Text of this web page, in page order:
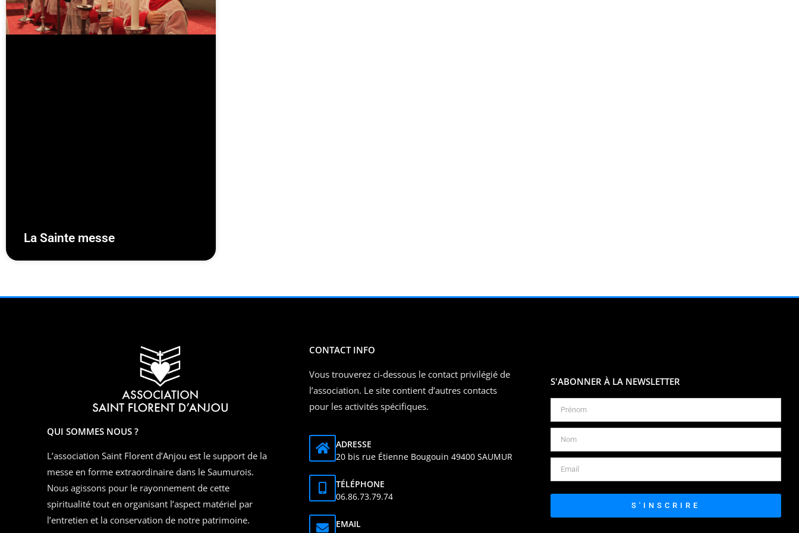
La Sainte messe
QUI SOMMES NOUS ?
L’association Saint Florent d’Anjou est le support de la
messe en forme extraordinaire dans le Saumurois.
Nous agissons pour le rayonnement de cette
spiritualité tout en organisant l’aspect matériel par
l’entretien et la conservation de notre patrimoine.
CONTACT INFO
Vous trouverez ci-dessous le contact privilégié de
l’association. Le site contient d’autres contacts
pour les activités spécifiques.
ADRESSE
20 bis rue Étienne Bougouin 49400 SAUMUR
TÉLÉPHONE
06.86.73.79.74
EMAIL
S'ABONNER À LA NEWSLETTER
S'INSCRIRE